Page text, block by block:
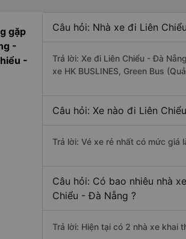
gặp
-
-
Câu hỏi: Nhà xe đi Liên
Trả lời: Xe đi Liên Chiểu - Đà
xe HK BUSLINES, Green Bus
Câu hỏi: Xe nào đi Liên
Trả lời: Vé xe rẻ nhất có mức giá
Câu hỏi: Có bao nhiêu nhà
Chiểu - Đà Nẵng ?
Trả lời: Hiện tại có 2 nhà xe khai